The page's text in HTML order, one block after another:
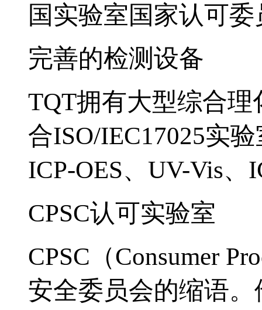
国实验室国家认可
完善的检测设备
TQT拥有大型综合
合ISO/IEC17025实
ICP-OES、UV-Vis
CPSC认可实验室
CPSC（Consumer
安全委员会的缩语